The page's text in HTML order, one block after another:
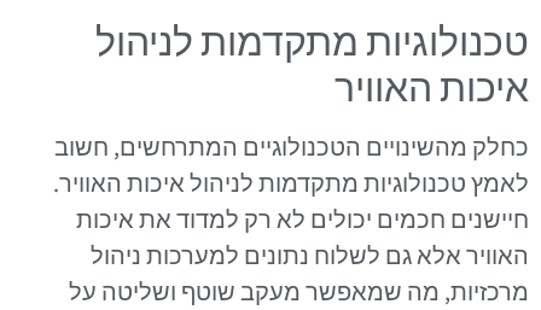
טכנולוגיות מתקדמות לניהול
איכות האוויר
כחלק מהשינויים הטכנולוגיים המתרחשים, חשוב
לאמץ טכנולוגיות מתקדמות לניהול איכות האוויר.
חיישנים חכמים יכולים לא רק למדוד את איכות
האוויר אלא גם לשלוח נתונים למערכות ניהול
מרכזיות, מה שמאפשר מעקב שוטף ושליטה על